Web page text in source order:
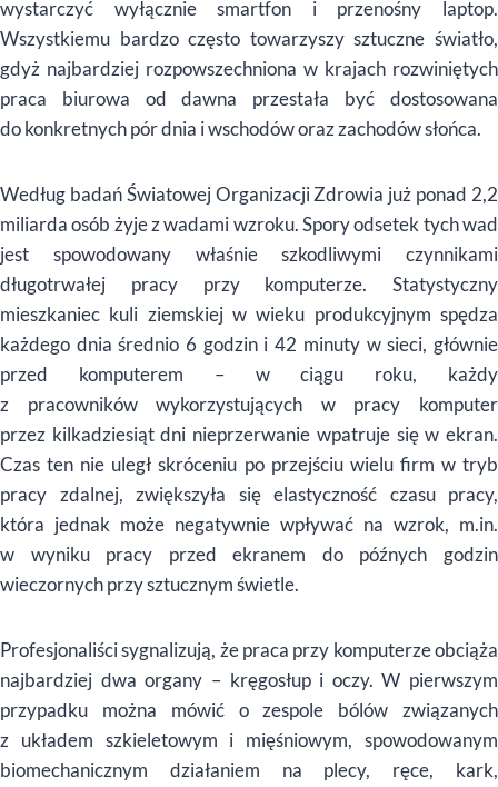
wystarczyć wyłącznie smartfon i przenośny laptop.
Wszystkiemu bardzo często towarzyszy sztuczne światło,
gdyż najbardziej rozpowszechniona w krajach rozwiniętych
praca biurowa od dawna przestała być dostosowana
do konkretnych pór dnia i wschodów oraz zachodów słońca.
Według badań Światowej Organizacji Zdrowia już ponad 2,2
miliarda osób żyje z wadami wzroku. Spory odsetek tych wad
jest spowodowany właśnie szkodliwymi czynnikami
długotrwałej pracy przy komputerze. Statystyczny
mieszkaniec kuli ziemskiej w wieku produkcyjnym spędza
każdego dnia średnio 6 godzin i 42 minuty w sieci, głównie
przed komputerem – w ciągu roku, każdy
z pracowników wykorzystujących w pracy komputer
przez kilkadziesiąt dni nieprzerwanie wpatruje się w ekran.
Czas ten nie uległ skróceniu po przejściu wielu firm w tryb
pracy zdalnej, zwiększyła się elastyczność czasu pracy,
która jednak może negatywnie wpływać na wzrok, m.in.
w wyniku pracy przed ekranem do późnych godzin
wieczornych przy sztucznym świetle.
Profesjonaliści sygnalizują, że praca przy komputerze obciąża
najbardziej dwa organy – kręgosłup i oczy. W pierwszym
przypadku można mówić o zespole bólów związanych
z układem szkieletowym i mięśniowym, spowodowanym
biomechanicznym działaniem na plecy, ręce, kark,